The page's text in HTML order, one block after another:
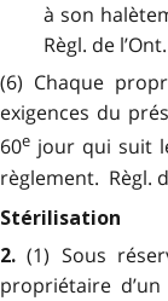
à son
Règl. de
(6) Chaque
exigences du
60e jour qui suit
règlement. Règl.
Stérilisation
2. (1) Sous
propriétaire